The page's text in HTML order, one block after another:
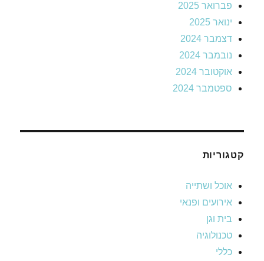
פברואר 2025
ינואר 2025
דצמבר 2024
נובמבר 2024
אוקטובר 2024
ספטמבר 2024
קטגוריות
אוכל ושתייה
אירועים ופנאי
בית וגן
טכנולוגיה
כללי